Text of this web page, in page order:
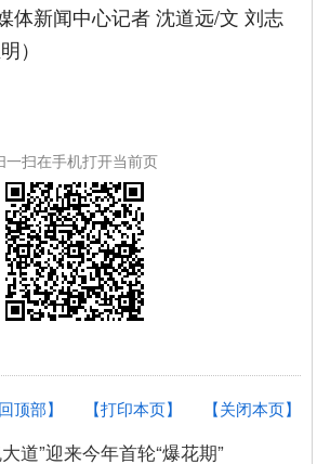
体新闻中心记者 沈道远/文 刘志
）
一扫在手机打开当前页
【关闭本页】
【打印本页】
顶部】
道”迎来今年首轮“爆花期”